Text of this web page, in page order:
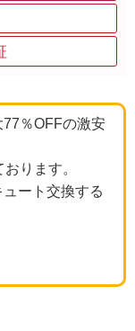
％OFFの激安
ります。
ート交換する